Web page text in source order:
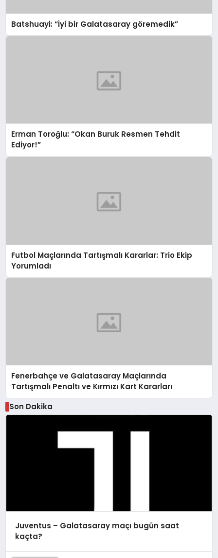
Batshuayi: “İyi bir Galatasaray göremedik”
Erman Toroğlu: “Okan Buruk Resmen Tehdit
Ediyor!”
Futbol Maçlarında Tartışmalı Kararlar: Trio Ekip
Yorumladı
Fenerbahçe ve Galatasaray Maçlarında
Tartışmalı Penaltı ve Kırmızı Kart Kararları
Son Dakika
Juventus – Galatasaray maçı bugün saat
kaçta?